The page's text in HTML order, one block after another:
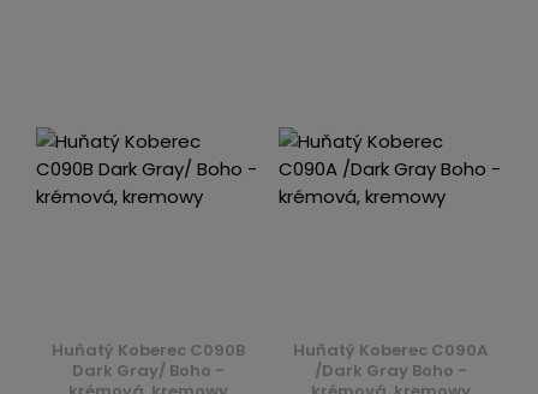
Huňatý Koberec C090B
Dark Gray/ Boho -
Huňatý Koberec C090A
/Dark Gray Boho -